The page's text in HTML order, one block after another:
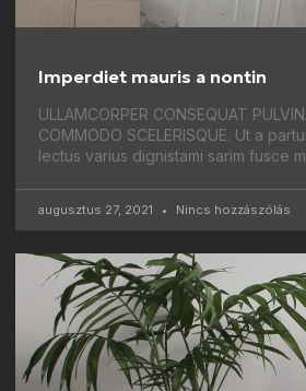
Imperdiet mauris a nontin
ULLAMCORPER CONSEQUAT
COMMODO SCELERISQUE. Ut a
lectus varius dignistami sarim fusce
augusztus 27, 2021 Nincs hozzászólás